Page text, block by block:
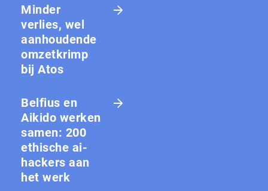
Minder
verlies, wel
aanhoudende
omzetkrimp
bij Atos
Belfius en
Aikido werken
samen: 200
ethische ai-
hackers aan
het werk